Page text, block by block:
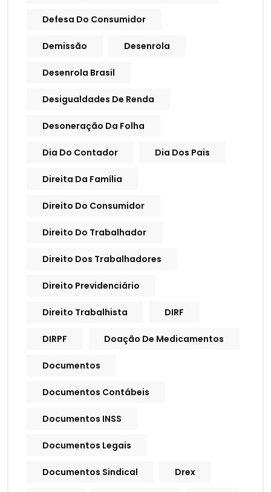
Defesa Do Consumidor
Demissão Desenrola
Desenrola Brasil
Desigualdades De Renda
Desoneração Da Folha
Dia Do Contador Dia Dos Pais
Direita Da Família
Direito Do Consumidor
Direito Do Trabalhador
Direito Dos Trabalhadores
Direito Previdenciário
Direito Trabalhista DIRF
DIRPF Doação De Medicamentos
Documentos
Documentos Contábeis
Documentos INSS
Documentos Legais
Documentos Sindical Drex